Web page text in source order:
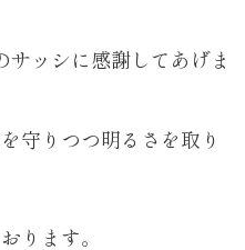
サッシに感謝してあげま
守りつつ明るさを取り
ります。